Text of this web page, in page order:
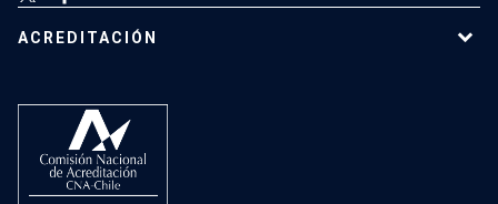
ACREDITACIÓN